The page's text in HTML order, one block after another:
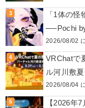
「1体の怪
──Pochi
2026/08/02
VRChatで
ル河川敷
2026/08/04
【2026年